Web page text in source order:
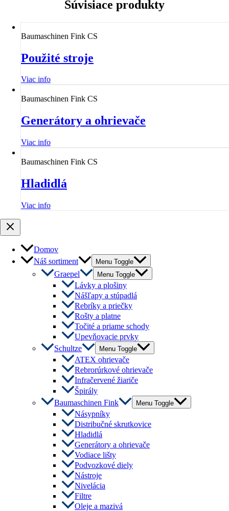
Súvisiace produkty
Baumaschinen Fink CS
Použité stroje
Viac info
Baumaschinen Fink CS
Generátory a ohrievače
Viac info
Baumaschinen Fink CS
Hladidlá
Viac info
Domov
Náš sortiment
Menu Toggle
Graepel Menu Toggle
Lávky a plošiny
Nášľapy a stúpadlá
Rebríky a priečky
Rošty a platne
Točité a priame schody
Upevňovacie prvky
Schultze
Menu Toggle
ATEX ohrievače
Rebrorúrkové ohrievače
Infračervené žiariče
Špirály
Baumaschinen Fink
Menu Toggle
Násypníky
Distribučné skrutkovice
Hladidlá
Generátory a ohrievače
Vodiace lišty
Podvozkové diely
Nástroje
Nivelácia
Filtre
Oleje a mazivá